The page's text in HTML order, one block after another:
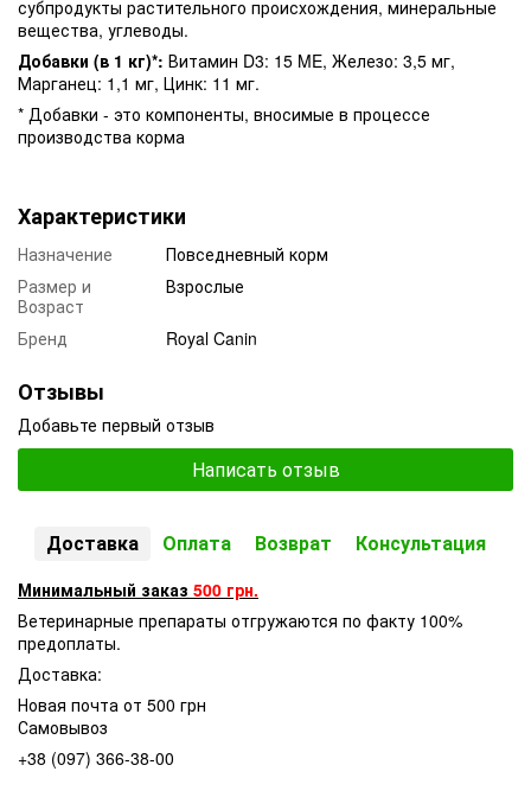
субпродукты растительного происхождения, минеральные
вещества, углеводы.
Добавки (в 1 кг)*: Витамин D3: 15 ME, Железо: 3,5 мг,
Марганец: 1,1 мг, Цинк: 11 мг.
* Добавки - это компоненты, вносимые в процессе
производства корма
Характеристики
Назначение
Повседневный корм
Размер и
Возраст
Взрослые
Бренд Royal Canin
Отзывы
Добавьте первый отзыв
Написать отзыв
Доставка Оплата Возврат Консультация
Минимальный заказ 500 грн.
Ветеринарные препараты отгружаются по факту 100%
предоплаты.
Доставка:
Новая почта от 500 грн
Самовывоз
+38 (097) 366-38-00